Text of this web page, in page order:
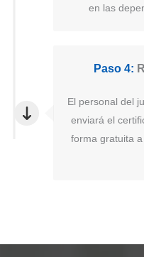
en las
Paso 4:
El personal del
enviará el
forma gratuita